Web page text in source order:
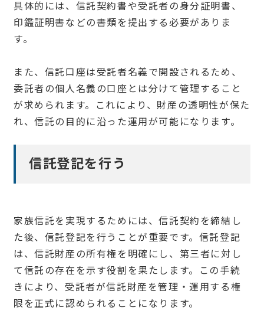
具体的には、信託契約書や受託者の身分証明書、
印鑑証明書などの書類を提出する必要がありま
す。
また、信託口座は受託者名義で開設されるため、
委託者の個人名義の口座とは分けて管理すること
が求められます。これにより、財産の透明性が保た
れ、信託の目的に沿った運用が可能になります。
信託登記を行う
家族信託を実現するためには、信託契約を締結し
た後、信託登記を行うことが重要です。信託登記
は、信託財産の所有権を明確にし、第三者に対し
て信託の存在を示す役割を果たします。この手続
きにより、受託者が信託財産を管理・運用する権
限を正式に認められることになります。